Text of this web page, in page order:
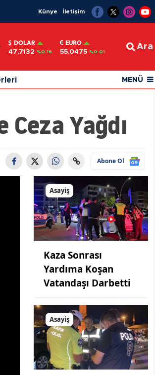
Künye İletişim
DOLAR
47,7132 %0.16
EURO
55,0475 %0.01
Ara
MENÜ
Yağdı
Abone Ol
Asayiş
Kaza Sonrası
Yardıma Koşan
Vatandaşı Darbetti
Asayiş